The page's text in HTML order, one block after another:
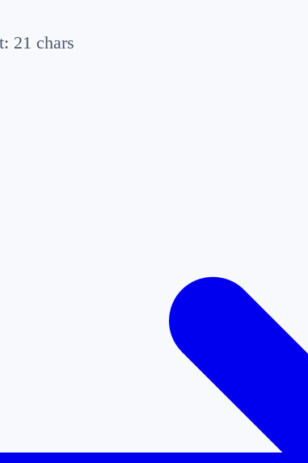
21 chars